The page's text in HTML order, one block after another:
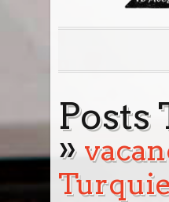
Accueil
Sri Lanka
Tout savoir
Blog
Posts
»